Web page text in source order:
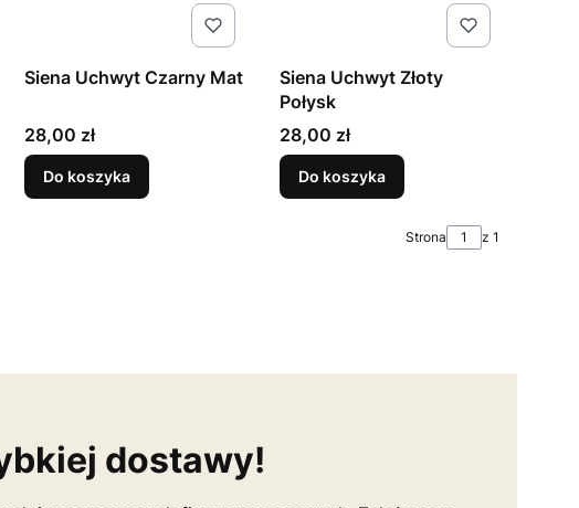
Siena Uchwyt Czarny Mat
Cena
28,00 zł
Do koszyka
Siena Uchwyt Złoty
Połysk
Cena
28,00 zł
Do koszyka
Strona z 1
dostawy!